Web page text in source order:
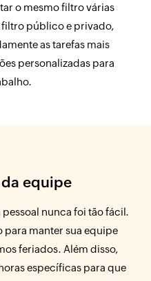
o mesmo filtro várias
filtro público e privado,
as tarefas mais
personalizadas para
equipe
nunca foi tão fácil.
para manter sua equipe
feriados. Além disso,
específicas para que